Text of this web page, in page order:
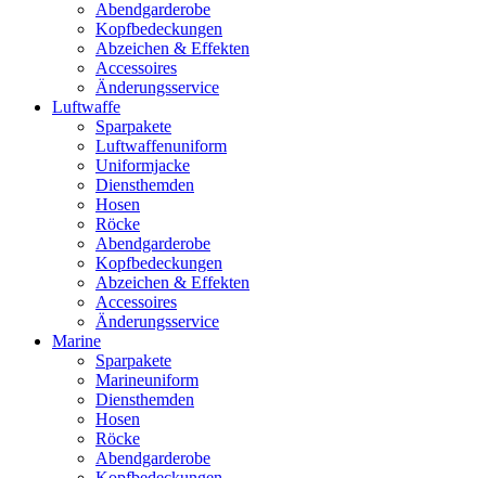
Abendgarderobe
Kopfbedeckungen
Abzeichen & Effekten
Accessoires
Änderungsservice
Luftwaffe
Sparpakete
Luftwaffenuniform
Uniformjacke
Diensthemden
Hosen
Röcke
Abendgarderobe
Kopfbedeckungen
Abzeichen & Effekten
Accessoires
Änderungsservice
Marine
Sparpakete
Marineuniform
Diensthemden
Hosen
Röcke
Abendgarderobe